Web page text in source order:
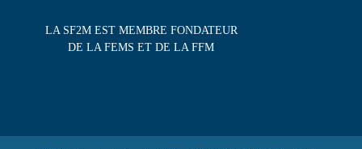
LA SF2M EST MEMBRE FONDATEUR
DE LA FEMS ET DE LA FFM